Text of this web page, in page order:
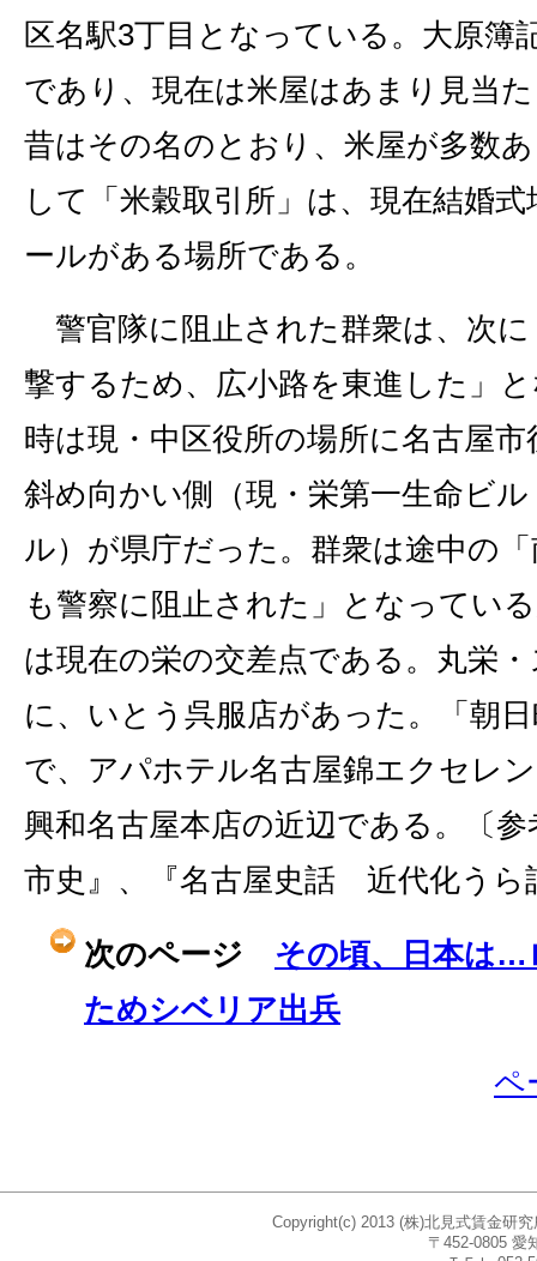
区名駅3丁目となっている。大原簿
であり、現在は米屋はあまり見当
昔はその名のとおり、米屋が多数
して「米穀取引所」は、現在結婚
ールがある場所である。
警官隊に阻止された群衆は、次に
撃するため、広小路を東進した」
時は現・中区役所の場所に名古屋
斜め向かい側（現・栄第一生命ビ
ル）が県庁だった。群衆は途中の
も警察に阻止された」となってい
は現在の栄の交差点である。丸栄
に、いとう呉服店があった。「朝
で、アパホテル名古屋錦エクセレ
興和名古屋本店の近辺である。〔
市史』、『名古屋史話 近代化うら
次のページ その頃、日本は…
ためシベリア出兵
ペ
Copyright(c) 2013 (株)北見式賃金研
〒452-0805 愛